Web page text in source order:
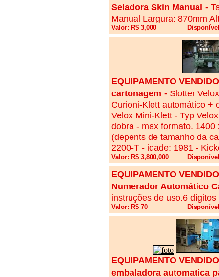
Seladora Skin Manual -
Manual Largura: 870mm
Valor: R$ 3,000
EQUIPAMENTO
cartonagem - Slotter
Curioni-Klett automático +
Velox Mini-Klett - Typ
dobra - max formato.
(depents de tamanho da
2200-T - idade: 1981 -
Valor: R$ 3,800,000
EQUIPAMENTO
Numerador Automático
instruções de uso.6 dígitos
Valor: R$ 70
EQUIPAMENTO
embaladora automatica